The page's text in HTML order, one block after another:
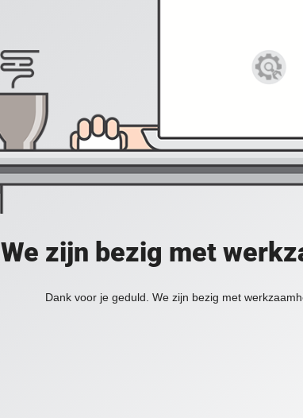
We zijn bezig met
Dank voor je geduld. We zijn bezig met